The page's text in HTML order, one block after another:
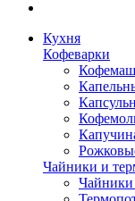
Кухня
Кофеварки
Чайники и
Чайники